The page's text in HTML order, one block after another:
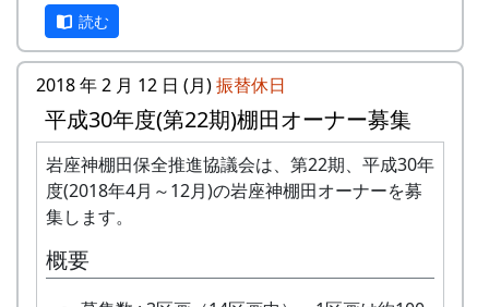
10基のパラソルを設置。棚田の風景に似合います
ねえ。
読む
2018 年 2 月 12 日 (月)振替休日
平成30年度(第22期)棚田オーナー募集
岩座神棚田保全推進協議会は、第22期、平成30年
度(2018年4月～12月)の岩座神棚田オーナーを募
集します。
概要